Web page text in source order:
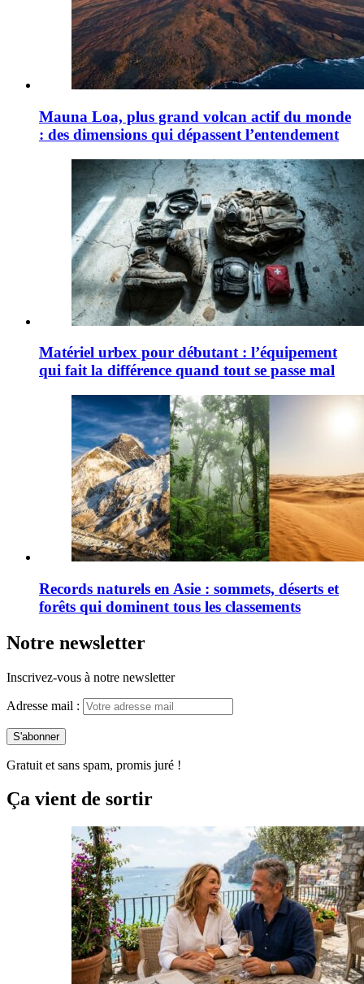
Mauna Loa, plus grand volcan actif du monde
: des dimensions qui dépassent l’entendement
Matériel urbex pour débutant : l’équipement
qui fait la différence quand tout se passe mal
Records naturels en Asie : sommets, déserts et
forêts qui dominent tous les classements
Notre newsletter
Inscrivez-vous à notre newsletter
Adresse mail :
Gratuit et sans spam, promis juré !
Ça vient de sortir